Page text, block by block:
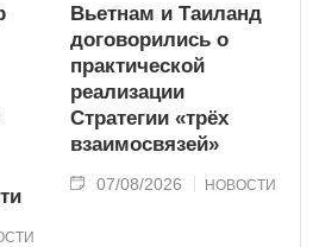
Вьетнам и Таиланд
договорились о
практической
реализации
Стратегии «трёх
взаимосвязей»
07/08/2026 НОВОСТИ